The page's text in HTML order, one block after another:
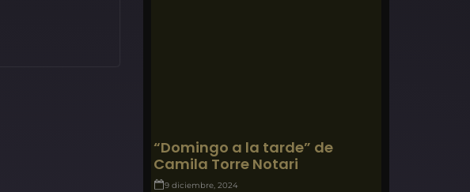
“Domingo a la tarde” de
Camila Torre Notari
9 diciembre, 2024